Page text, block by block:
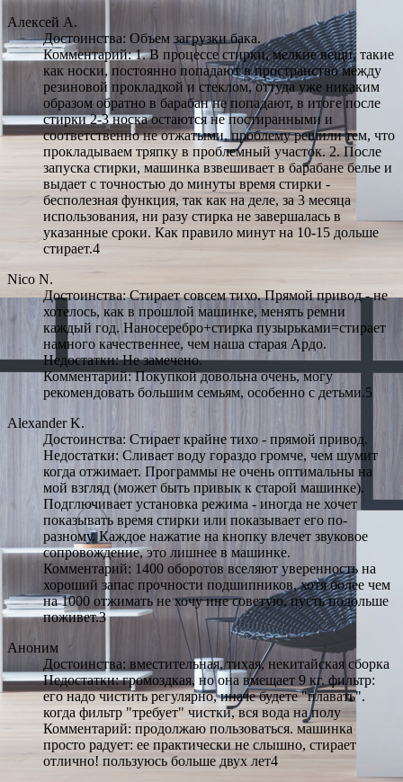
Алексей А.
Достоинства: Объем загрузки бака.
Комментарий: 1. В процессе стирки, мелкие вещи, такие
как носки, постоянно попадают в пространство между
резиновой прокладкой и стеклом, оттуда уже никаким
образом обратно в барабан не попадают, в итоге после
стирки 2-3 носка остаются не постиранными и
соответственно не отжатыми, проблему решили тем, что
прокладываем тряпку в проблемный участок. 2. После
запуска стирки, машинка взвешивает в барабане белье и
выдает с точностью до минуты время стирки -
бесполезная функция, так как на деле, за 3 месяца
использования, ни разу стирка не завершалась в
указанные сроки. Как правило минут на 10-15 дольше
стирает.4
Nico N.
Достоинства: Стирает совсем тихо. Прямой привод - не
хотелось, как в прошлой машинке, менять ремни
каждый год. Наносеребро+стирка пузырьками=стирает
намного качественнее, чем наша старая Ардо.
Недостатки: Не замечено.
Комментарий: Покупкой довольна очень, могу
рекомендовать большим семьям, особенно с детьми.5
Alexander K.
Достоинства: Стирает крайне тихо - прямой привод.
Недостатки: Сливает воду гораздо громче, чем шумит
когда отжимает. Программы не очень оптимальны на
мой взгляд (может быть привык к старой машинке).
Подглючивает установка режима - иногда не хочет
показывать время стирки или показывает его по-
разному. Каждое нажатие на кнопку влечет звуковое
сопровождение, это лишнее в машинке.
Комментарий: 1400 оборотов вселяют уверенность на
хороший запас прочности подшипников, хотя более чем
на 1000 отжимать не хочу ине советую, пусть подольше
поживет.3
Аноним
Достоинства: вместительная, тихая, некитайская сборка
Недостатки: громоздкая, но она вмещает 9 кг. фильтр:
его надо чистить регулярно, иначе будете "плавать".
когда фильтр "требует" чистки, вся вода на полу
Комментарий: продолжаю пользоваться. машинка
просто радует: ее практически не слышно, стирает
отлично! пользуюсь больше двух лет4